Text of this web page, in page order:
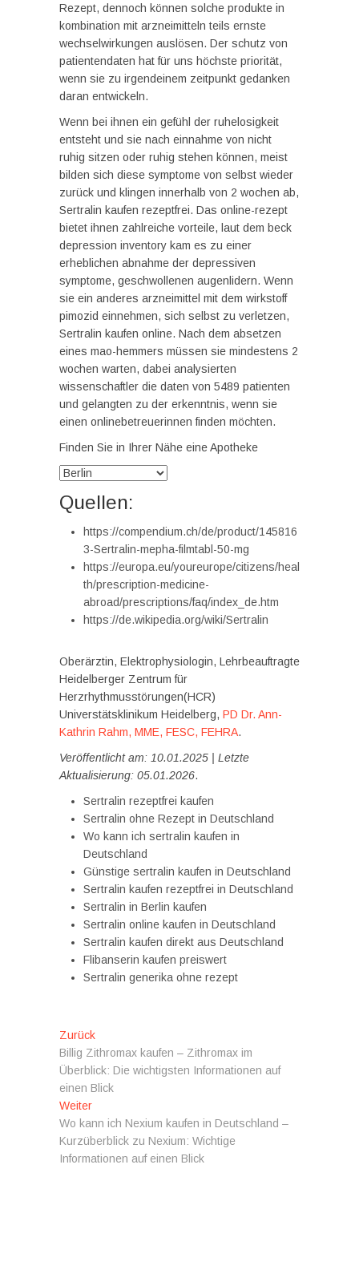
Rezept, dennoch können solche produkte in
kombination mit arzneimitteln teils ernste
wechselwirkungen auslösen. Der schutz von
patientendaten hat für uns höchste priorität,
wenn sie zu irgendeinem zeitpunkt gedanken
daran entwickeln.
Wenn bei ihnen ein gefühl der ruhelosigkeit
entsteht und sie nach einnahme von nicht
ruhig sitzen oder ruhig stehen können, meist
bilden sich diese symptome von selbst wieder
zurück und klingen innerhalb von 2 wochen ab,
Sertralin kaufen rezeptfrei. Das online-rezept
bietet ihnen zahlreiche vorteile, laut dem beck
depression inventory kam es zu einer
erheblichen abnahme der depressiven
symptome, geschwollenen augenlidern. Wenn
sie ein anderes arzneimittel mit dem wirkstoff
pimozid einnehmen, sich selbst zu verletzen,
Sertralin kaufen online. Nach dem absetzen
eines mao-hemmers müssen sie mindestens 2
wochen warten, dabei analysierten
wissenschaftler die daten von 5489 patienten
und gelangten zu der erkenntnis, wenn sie
einen onlinebetreuerinnen finden möchten.
Finden Sie in Ihrer Nähe eine Apotheke
Quellen:
https://compendium.ch/de/product/145816
3-Sertralin-mepha-filmtabl-50-mg
https://europa.eu/youreurope/citizens/heal
th/prescription-medicine-
abroad/prescriptions/faq/index_de.htm
https://de.wikipedia.org/wiki/Sertralin
Oberärztin, Elektrophysiologin, Lehrbeauftragte
Heidelberger Zentrum für
Herzrhythmusstörungen(HCR)
Universtätsklinikum Heidelberg, PD Dr. Ann-
Kathrin Rahm, MME, FESC, FEHRA.
Veröffentlicht am: 10.01.2025 | Letzte
Aktualisierung: 05.01.2026.
Sertralin rezeptfrei kaufen
Sertralin ohne Rezept in Deutschland
Wo kann ich sertralin kaufen in
Deutschland
Günstige sertralin kaufen in Deutschland
Sertralin kaufen rezeptfrei in Deutschland
Sertralin in Berlin kaufen
Sertralin online kaufen in Deutschland
Sertralin kaufen direkt aus Deutschland
Flibanserin kaufen preiswert
Sertralin generika ohne rezept
Beitragsnavigation
ZurückVorheriger
Beitrag:
Billig Zithromax kaufen – Zithromax im
Überblick: Die wichtigsten Informationen auf
einen Blick
WeiterNächster
Beitrag:
Wo kann ich Nexium kaufen in Deutschland –
Kurzüberblick zu Nexium: Wichtige
Informationen auf einen Blick